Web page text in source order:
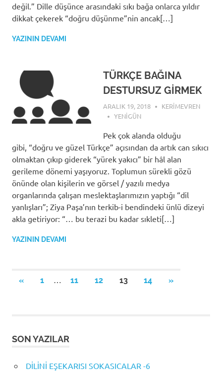
değil.” Dille düşünce arasındaki sıkı bağa onlarca yıldır
dikkat çekerek “doğru düşünme”nin ancak[…]
YAZININ DEVAMI
TÜRKÇE BAĞINA
DESTURSUZ GİRMEK
ARALIK 19, 2018
KERIMEVREN
YENIGÜN
Pek çok alanda olduğu
gibi, “doğru ve güzel Türkçe” açısından da artık can sıkıcı
olmaktan çıkıp giderek “yürek yakıcı” bir hâl alan
gerileme dönemi yaşıyoruz. Toplumun sürekli gözü
önünde olan kişilerin ve görsel / yazılı medya
organlarında çalışan meslektaşlarımızın yaptığı “dil
yanlışları”; Ziya Paşa’nın terkib-i bendindeki ünlü dizeyi
akla getiriyor: “… bu terazi bu kadar sıkleti[…]
YAZININ DEVAMI
Yazı
«PREVIOUS
1 11 12 13 14
NEXT
»
SON YAZILAR
DİLİNİ EŞEKARISI SOKASICALAR -6